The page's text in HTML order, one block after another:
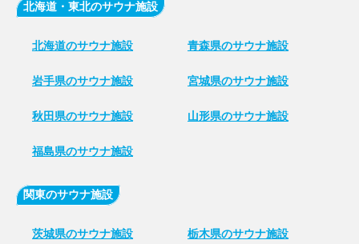
北海道・東北のサウナ施設
北海道のサウナ施設 青森県のサウナ施設
岩手県のサウナ施設 宮城県のサウナ施設
秋田県のサウナ施設 山形県のサウナ施設
福島県のサウナ施設
関東のサウナ施設
茨城県のサウナ施設 栃木県のサウナ施設